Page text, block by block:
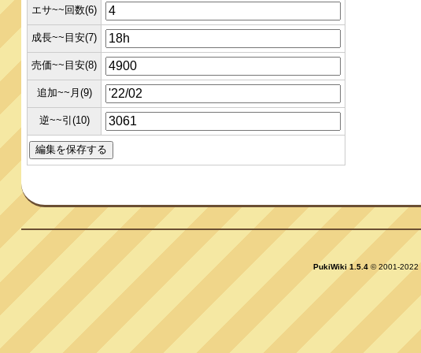
エサ~~回数(6)
成長~~目安(7)
売価~~目安(8)
追加~~月(9)
逆~~引(10)
PukiWiki 1.5.4 © 2001-2022